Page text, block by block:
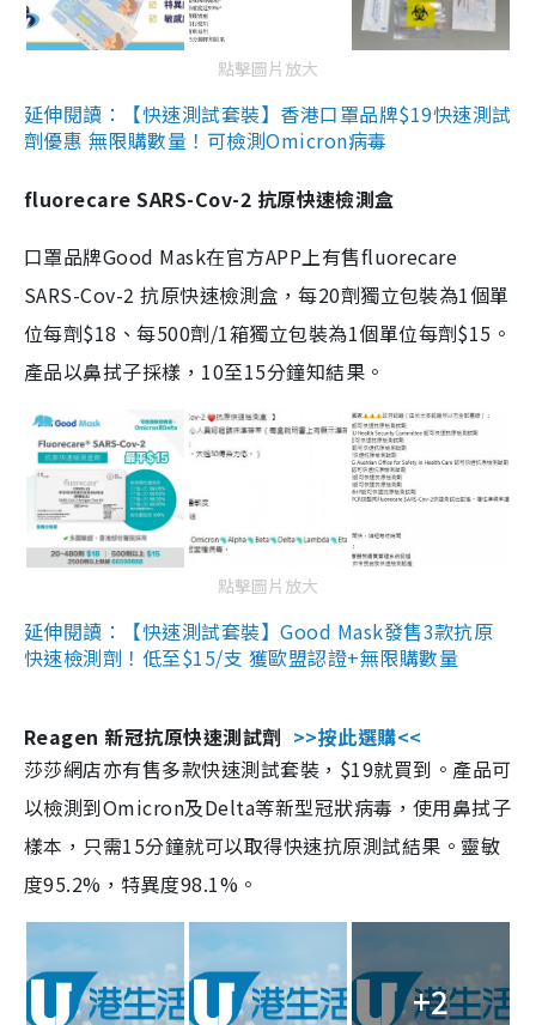
點擊圖片放大
延伸閱讀：【快速測試套裝】香港口罩品牌$19快速測試
劑優惠 無限購數量！可檢測Omicron病毒
fluorecare SARS-Cov-2 抗原快速檢測盒
口罩品牌Good Mask在官方APP上有售fluorecare
SARS-Cov-2 抗原快速檢測盒，每20劑獨立包裝為1個單
位每劑$18、每500劑/1箱獨立包裝為1個單位每劑$15。
產品以鼻拭子採樣，10至15分鐘知結果。
點擊圖片放大
延伸閱讀：【快速測試套裝】Good Mask發售3款抗原
快速檢測劑！低至$15/支 獲歐盟認證+無限購數量
Reagen 新冠抗原快速測試劑 >>按此選購<<
莎莎網店亦有售多款快速測試套裝，$19就買到。產品可
以檢測到Omicron及Delta等新型冠狀病毒，使用鼻拭子
樣本，只需15分鐘就可以取得快速抗原測試結果。靈敏
度95.2%，特異度98.1%。
+2